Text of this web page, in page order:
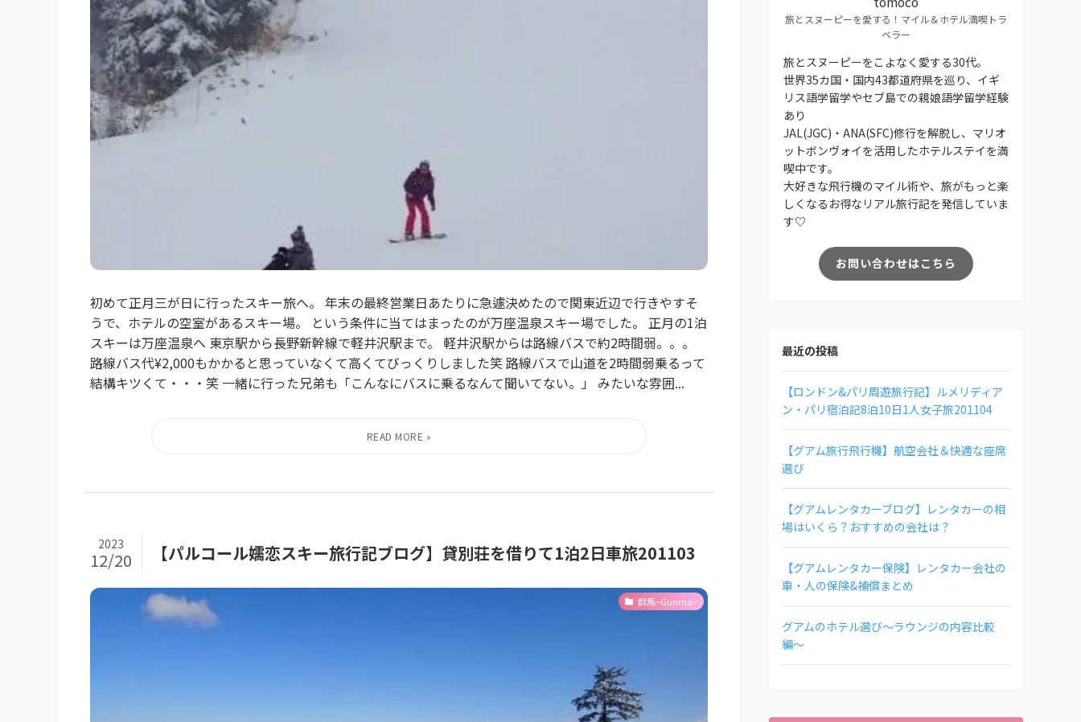
初めて正月三が日に行ったスキー旅へ。 年末の最終営業日あたりに急遽決めたので関東近辺で行きやすそ
うで、ホテルの空室があるスキー場。 という条件に当てはまったのが万座温泉スキー場でした。 正月の1泊
スキーは万座温泉へ 東京駅から長野新幹線で軽井沢駅まで。 軽井沢駅からは路線バスで約2時間弱。。。
路線バス代¥2,000もかかると思っていなくて高くてびっくりしました笑 路線バスで山道を2時間弱乗るって
結構キツくて・・・笑 一緒に行った兄弟も「こんなにバスに乗るなんて聞いてない。」 みたいな雰囲...
【パルコール嬬恋スキー旅行記ブログ】貸別荘を借りて1泊2日車旅201103
2023
12/20
群馬~Gunma~
旅とスヌーピーを愛する！マイル＆ホテル満喫トラ
ベラー
旅とスヌーピーをこよなく愛する30代。
世界35カ国・国内43都道府県を巡り、イギ
リス語学留学やセブ島での親娘語学留学経験
あり
JAL(JGC)・ANA(SFC)修行を解脱し、マリオ
ットボンヴォイを活用したホテルステイを満
喫中です。
大好きな飛行機のマイル術や、旅がもっと楽
しくなるお得なリアル旅行記を発信していま
す♡
お問い合わせはこちら
最近の投稿
【ロンドン&パリ周遊旅行記】ルメリディア
ン・パリ宿泊記8泊10日1人女子旅201104
【グアム旅行飛行機】航空会社＆快適な座席
選び
【グアムレンタカーブログ】レンタカーの相
場はいくら？おすすめの会社は？
【グアムレンタカー保険】レンタカー会社の
車・人の保険&補償まとめ
グアムのホテル選び〜ラウンジの内容比較
編〜